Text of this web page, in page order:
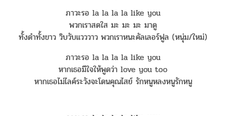
ภาวะรอ la la la la like you
พวกเราสดใส มะ มะ มะ มาดู
ทั้งดำทั้งขาว วิบวับแวววาว พวกเราหนะคัลเลอร์ฟูล (หนุ่ม/ใหม่)
ภาวะรอ la la la la like you
หากเธอมีใจให้พูดว่า love you too
หากเธอไม่ไลค์ระวังจะโดนคุณไสย์ รักหนูหลงหนูรักหนู